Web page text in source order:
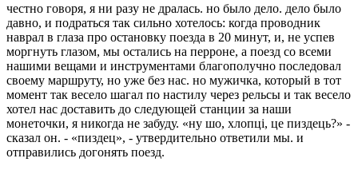
честно говоря, я ни разу не дралась. но было дело. дело было
давно, и подраться так сильно хотелось: когда проводник
наврал в глаза про остановку поезда в 20 минут, и, не успев
моргнуть глазом, мы остались на перроне, а поезд со всеми
нашими вещами и инструментами благополучно последовал
своему маршруту, но уже без нас. но мужичка, который в тот
момент так весело шагал по настилу через рельсы и так весело
хотел нас доставить до следующей станции за наши
монеточки, я никогда не забуду. «ну шо, хлопцi, це пиздець?» -
сказал он. - «пиздец», - утвердительно ответили мы. и
отправились догонять поезд.